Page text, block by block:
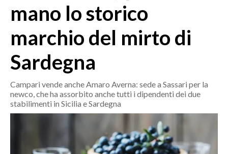
NUORO E PROVINCIA
OGLIASTRA
AGENDA
ITALIA
mano lo storico
marchio del mirto di
Sardegna
Campari vende anche Amaro Averna: sede a Sassari per la
newco, che ha assorbito anche tutti i dipendenti dei due
stabilimenti in Sicilia e Sardegna